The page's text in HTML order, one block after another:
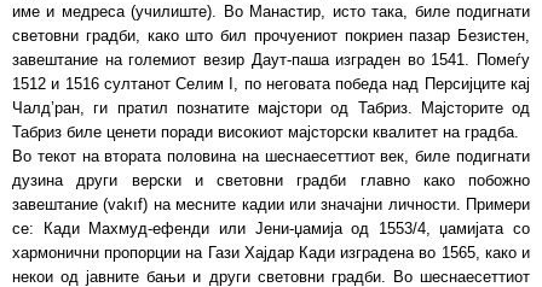
име и медреса (училиште). Во Манастир, исто така, биле подигнати
световни градби, како што бил прочуениот покриен пазар Безистен,
завештание на големиот везир Даут-паша изграден во 1541. Помеѓу
1512 и 1516 султанот Селим I, по неговата победа над Персијците кај
Чалд’ран, ги пратил познатите мајстори од Табриз. Мајсторите од
Табриз биле ценети поради високиот мајсторски квалитет на градба.
Во текот на втората половина на шеснаесеттиот век, биле подигнати
дузина други верски и световни градби главно како побожно
завештание (vakıf) на месните кадии или значајни личности. Примери
се: Кади Махмуд-ефенди или Јени-џамија од 1553/4, џамијата со
хармонични пропорции на Гази Хајдар Кади изградена во 1565, како и
некои од јавните бањи и други световни градби. Во шеснаесеттиот